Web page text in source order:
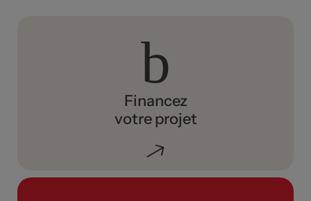
Financez
votre projet